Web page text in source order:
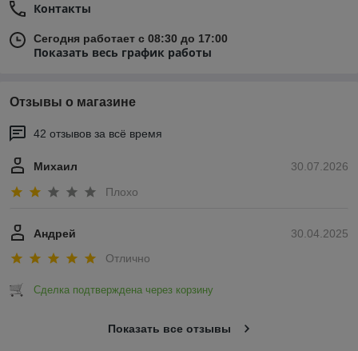
Контакты
Сегодня работает с 08:30 до 17:00
Показать весь график работы
Отзывы о магазине
42 отзывов за всё время
30.07.2026
Михаил
Плохо
30.04.2025
Андрей
Отлично
Сделка подтверждена через корзину
Показать все отзывы